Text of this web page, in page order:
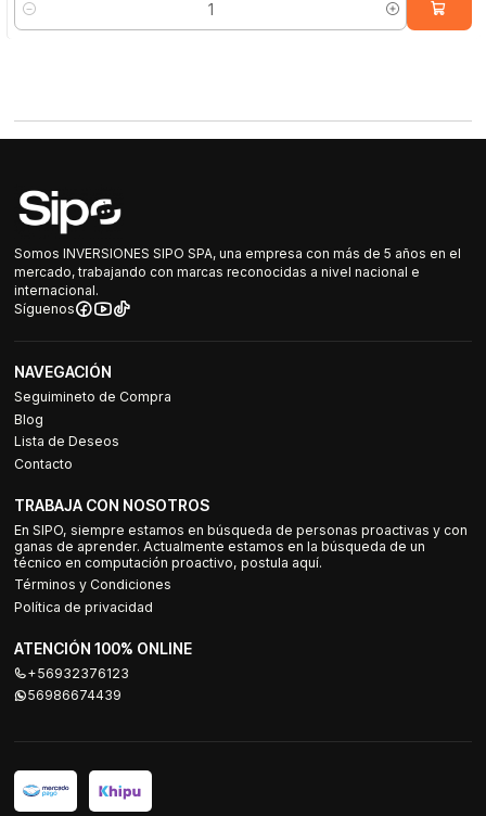
Cantidad
Somos INVERSIONES SIPO SPA, una empresa con más de 5 años en el
mercado, trabajando con marcas reconocidas a nivel nacional e
internacional.
Síguenos
NAVEGACIÓN
Seguimineto de Compra
Blog
Lista de Deseos
Contacto
TRABAJA CON NOSOTROS
En SIPO, siempre estamos en búsqueda de personas proactivas y con
ganas de aprender. Actualmente estamos en la búsqueda de un
técnico en computación proactivo, postula aquí.
Términos y Condiciones
Política de privacidad
ATENCIÓN 100% ONLINE
+56932376123
56986674439